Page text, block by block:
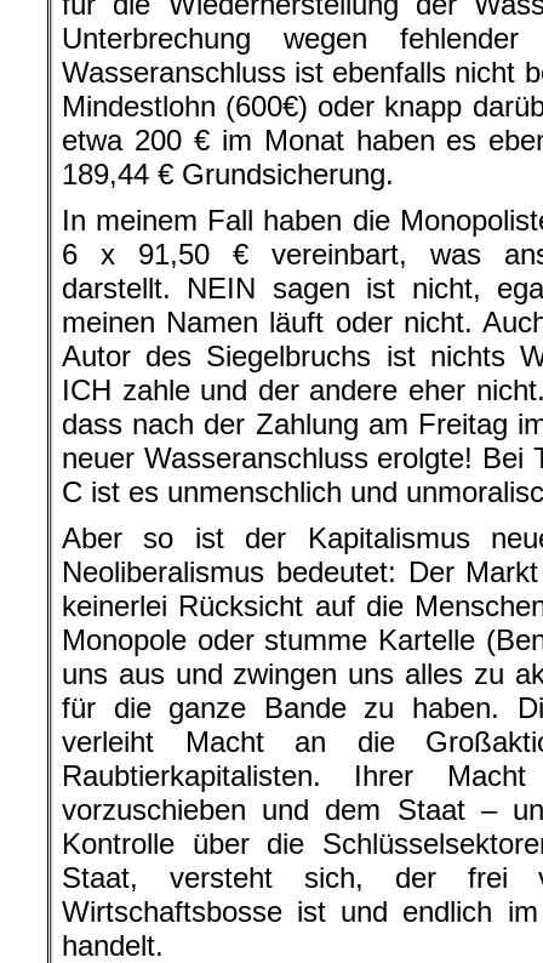
Unterbrechung wegen
Wasseranschluss ist ebenfalls nicht
Mindestlohn (600€) oder knapp
etwa 200 € im Monat haben es
189,44 € Grundsicherung.
In meinem Fall haben die
6 x 91,50 € vereinbart, was
darstellt. NEIN sagen ist nicht,
meinen Namen läuft oder nicht.
Autor des Siegelbruchs ist nichts
ICH zahle und der andere eher
dass nach der Zahlung am Freitag
neuer Wasseranschluss erolgte! Bei
C ist es unmenschlich und
Aber so ist der Kapitalismus
Neoliberalismus bedeutet: Der
keinerlei Rücksicht auf die
Monopole oder stumme Kartelle
uns aus und zwingen uns alles zu
für die ganze Bande zu haben.
verleiht Macht an die
Raubtierkapitalisten. Ihrer
vorzuschieben und dem Staat –
Kontrolle über die
Staat, versteht sich, der frei
Wirtschaftsbosse ist und endlich
handelt.